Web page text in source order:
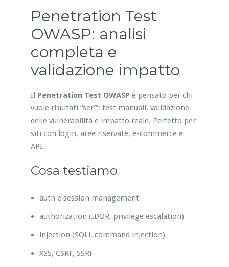
Penetration Test
OWASP: analisi
completa e
validazione impatto
Il Penetration Test OWASP è pensato per chi
vuole risultati “serî”: test manuali, validazione
delle vulnerabilità e impatto reale. Perfetto per
siti con login, aree riservate, e-commerce e
API.
Cosa testiamo
auth e session management
authorization (IDOR, privilege escalation)
injection (SQLi, command injection)
XSS, CSRF, SSRF